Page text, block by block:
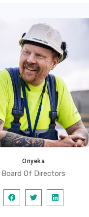
Onyeka
Board Of Directors